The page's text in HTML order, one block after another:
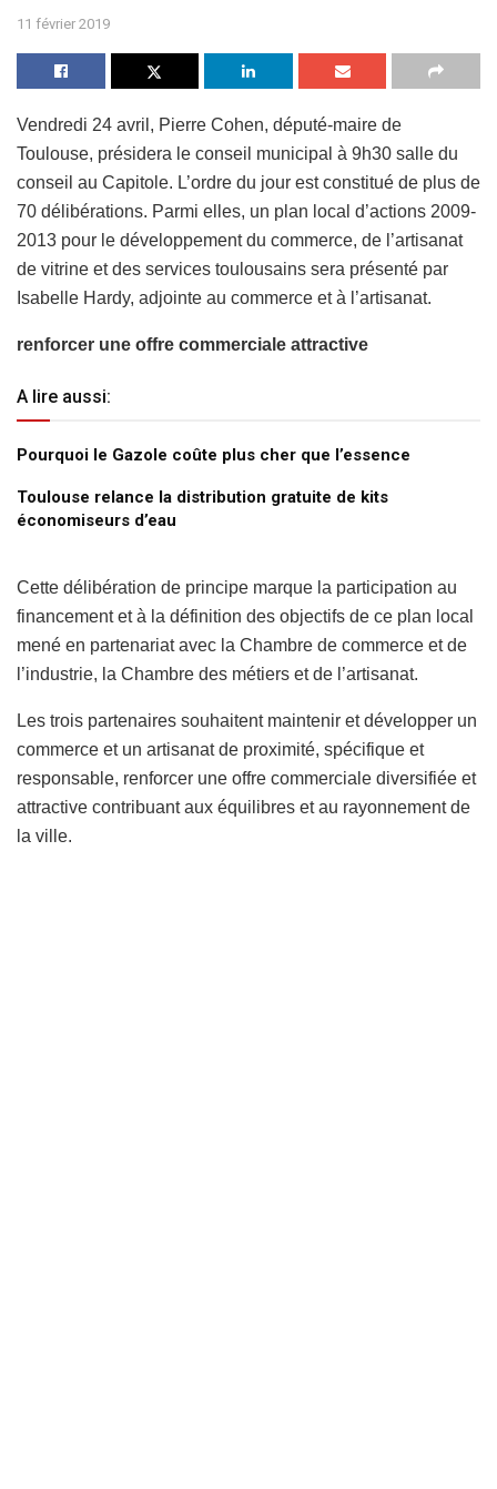
11 février 2019
Vendredi 24 avril, Pierre Cohen, député-maire de
Toulouse, présidera le conseil municipal à 9h30 salle du
conseil au Capitole. L’ordre du jour est constitué de plus de
70 délibérations. Parmi elles, un plan local d’actions 2009-
2013 pour le développement du commerce, de l’artisanat
de vitrine et des services toulousains sera présenté par
Isabelle Hardy, adjointe au commerce et à l’artisanat.
renforcer une offre commerciale attractive
A lire aussi:
Pourquoi le Gazole coûte plus cher que l’essence
Toulouse relance la distribution gratuite de kits
économiseurs d’eau
Cette délibération de principe marque la participation au
financement et à la définition des objectifs de ce plan local
mené en partenariat avec la Chambre de commerce et de
l’industrie, la Chambre des métiers et de l’artisanat.
Les trois partenaires souhaitent maintenir et développer un
commerce et un artisanat de proximité, spécifique et
responsable, renforcer une offre commerciale diversifiée et
attractive contribuant aux équilibres et au rayonnement de
la ville.